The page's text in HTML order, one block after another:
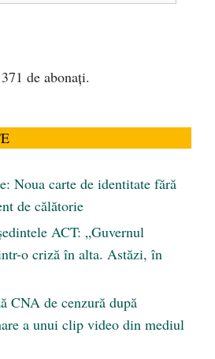
de abonați.
Noua carte de identitate fără
de călătorie
ACT: „Guvernul
o criză în alta. Astăzi, în
CNA de cenzură după
a unui clip video din mediul